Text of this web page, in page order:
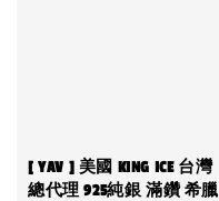
[ YAV ] 美國 KING ICE 台灣
總代理 925純銀 滿鑽 希臘